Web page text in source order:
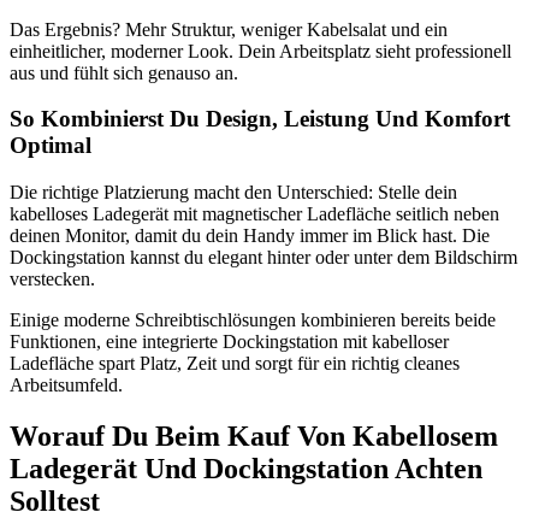
Das Ergebnis? Mehr Struktur, weniger Kabelsalat und ein
einheitlicher, moderner Look. Dein Arbeitsplatz sieht professionell
aus und fühlt sich genauso an.
So Kombinierst Du Design, Leistung Und Komfort
Optimal
Die richtige Platzierung macht den Unterschied: Stelle dein
kabelloses Ladegerät mit magnetischer Ladefläche seitlich neben
deinen Monitor, damit du dein Handy immer im Blick hast. Die
Dockingstation kannst du elegant hinter oder unter dem Bildschirm
verstecken.
Einige moderne Schreibtischlösungen kombinieren bereits beide
Funktionen, eine integrierte Dockingstation mit kabelloser
Ladefläche spart Platz, Zeit und sorgt für ein richtig cleanes
Arbeitsumfeld.
Worauf Du Beim Kauf Von Kabellosem
Ladegerät Und Dockingstation Achten
Solltest